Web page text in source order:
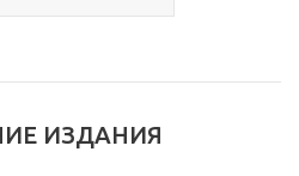
ИЗДАНИЯ